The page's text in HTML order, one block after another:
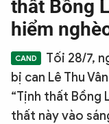
CHỐNG DIỄN BIẾN
CÔNG AN TRONG
XÃ HỘI
thất Bồng
hiểm
Tối 28/7,
bị can Lê Thu
“Tịnh thất Bồng
thất này vào